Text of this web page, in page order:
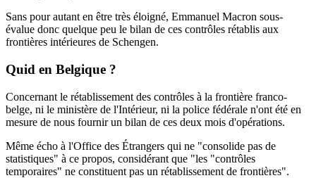
Sans pour autant en être très éloigné, Emmanuel Macron sous-
évalue donc quelque peu le bilan de ces contrôles rétablis aux
frontières intérieures de Schengen.
Quid en Belgique ?
Concernant le rétablissement des contrôles à la frontière franco-
belge, ni le ministère de l'Intérieur, ni la police fédérale n'ont été en
mesure de nous fournir un bilan de ces deux mois d'opérations.
Même écho à l'Office des Étrangers qui ne "consolide pas de
statistiques" à ce propos, considérant que "les "contrôles
temporaires" ne constituent pas un rétablissement de frontières".